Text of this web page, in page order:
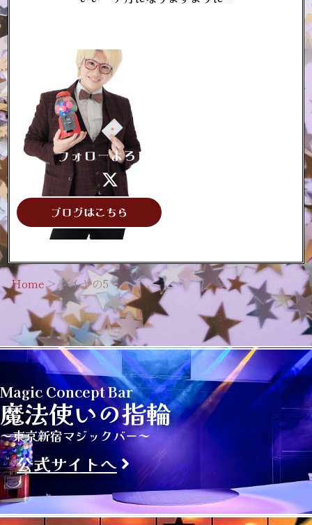
フォローよろしくお願いします♪
ブログはこちら
Home>ダイヤの5
Magic Concept Bar
魔法使いの指輪
～東京新宿マジックバー～
公式サイトへ